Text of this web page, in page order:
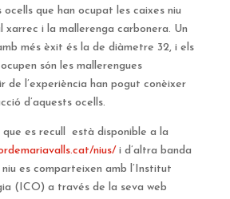
que han ocupat les caixes niu
xarrec i la mallerenga carbonera. Un
més èxit és la de diàmetre 32, i els
són les mallerengues
de l’experiència han pogut conèixer
d’aquests ocells.
es recull està disponible a la
nius/i d’altra banda
es comparteixen amb l’Institut
(ICO) a través de la seva web